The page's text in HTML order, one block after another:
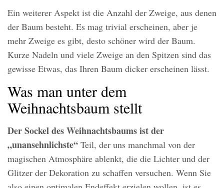
Ein weiterer Aspekt ist die Anzahl der Zweige, aus denen
der Baum besteht. Es mag trivial erscheinen, aber je
mehr Zweige es gibt, desto schöner wird der Baum.
Kurze Nadeln und viele Zweige an den Spitzen sind das
gewisse Etwas, das Ihren Baum dicker erscheinen lässt.
Was man unter dem
Weihnachtsbaum stellt
Der Sockel des Weihnachtsbaums ist der
„unansehnlichste“ Teil, der uns manchmal von der
magischen Atmosphäre ablenkt, die die Lichter und der
Glitzer der Dekoration zu schaffen versuchen. Wenn Sie